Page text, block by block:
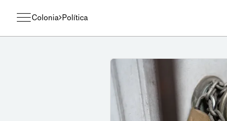
Colonia Política